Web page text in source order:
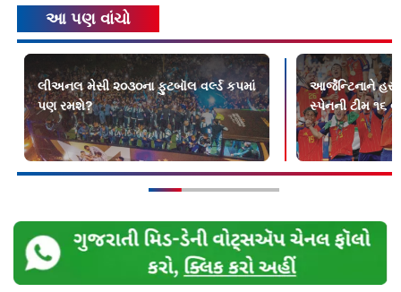
આ પણ વાંચો
લીઅનલ મેસી ૨૦૩૦ના ફુટબૉલ વર્લ્ડ કપમાં
પણ રમશે?
આર્જેન્ટિનાને
સ્પેનની ટીમ ૧૬